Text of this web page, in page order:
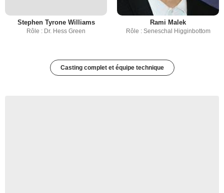
Stephen Tyrone Williams
Rôle : Dr. Hess Green
Rami Malek
Rôle : Seneschal Higginbottom
Casting complet et équipe technique